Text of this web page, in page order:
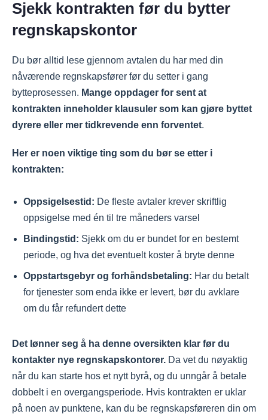
Sjekk kontrakten før du bytter
regnskapskontor
Du bør alltid lese gjennom avtalen du har med din
nåværende regnskapsfører før du setter i gang
bytteprosessen. Mange oppdager for sent at
kontrakten inneholder klausuler som kan gjøre byttet
dyrere eller mer tidkrevende enn forventet.
Her er noen viktige ting som du bør se etter i
kontrakten:
Oppsigelsestid: De fleste avtaler krever skriftlig
oppsigelse med én til tre måneders varsel
Bindingstid: Sjekk om du er bundet for en bestemt
periode, og hva det eventuelt koster å bryte denne
Oppstartsgebyr og forhåndsbetaling: Har du betalt
for tjenester som enda ikke er levert, bør du avklare
om du får refundert dette
Det lønner seg å ha denne oversikten klar før du
kontakter nye regnskapskontorer. Da vet du nøyaktig
når du kan starte hos et nytt byrå, og du unngår å betale
dobbelt i en overgangsperiode. Hvis kontrakten er uklar
på noen av punktene, kan du be regnskapsføreren din om